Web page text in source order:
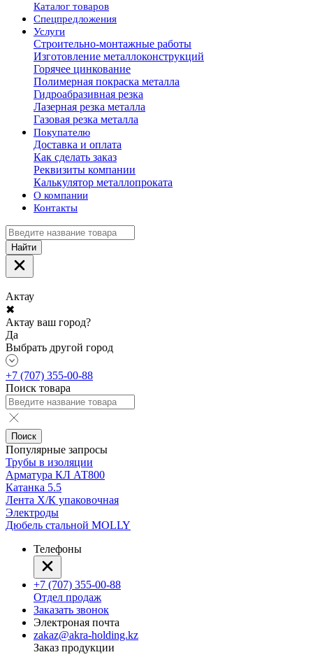
Каталог товаров
Спецпредложения
Услуги
Строительно-монтажные работы
Изготовление металлоконструкций
Горячее цинкование
Полимерная покраска металла
Гидроабразивная резка
Лазерная резка металла
Газовая резка металла
Покупателю
Доставка и оплата
Как сделать заказ
Реквизиты компании
Калькулятор металлопроката
О компании
Контакты
Найти
Актау
✖
Актау ваш город?
Да
Выбрать другой город
+7 (707) 355-00-88
Поиск товара
Поиск
Популярные запросы
Трубы в изоляции
Арматура КЛ АТ800
Катанка 5.5
Лента Х/К упаковочная
Электроды
Дюбель стальной MOLLY
Телефоны
+7 (707) 355-00-88
Отдел продаж
Заказать звонок
Электроная почта
zakaz@akra-holding.kz
Заказ продукции